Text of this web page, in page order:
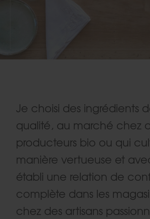
Je choisi des ingrédients
qualité, au marché chez
producteurs bio ou qui
manière vertueuse et
établi une relation de
complète dans les
chez des artisans